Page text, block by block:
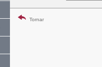
Tornar